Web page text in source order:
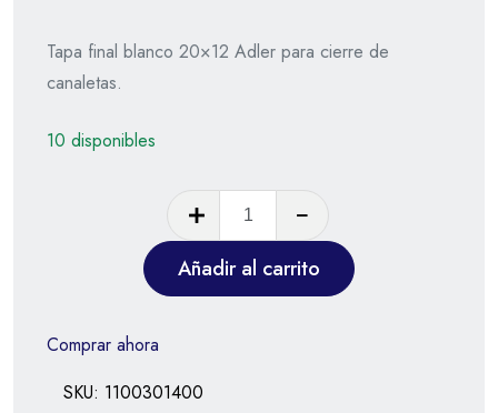
Tapa final blanco 20×12 Adler para cierre de
canaletas.
10 disponibles
Añadir al carrito
Comprar ahora
SKU: 1100301400